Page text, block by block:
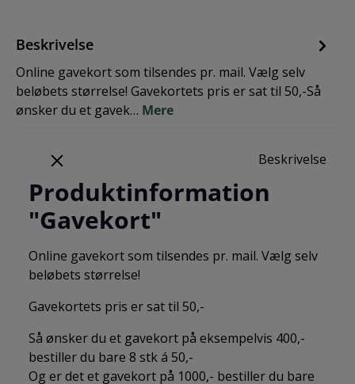
Beskrivelse
Online gavekort som tilsendes pr. mail. Vælg selv
beløbets størrelse! Gavekortets pris er sat til 50,-Så
ønsker du et gavek… Mere
Beskrivelse
Produktinformation
"Gavekort"
Online gavekort som tilsendes pr. mail. Vælg selv
beløbets størrelse!
Gavekortets pris er sat til 50,-
Så ønsker du et gavekort på eksempelvis 400,-
bestiller du bare 8 stk á 50,-
Og er det et gavekort på 1000,- bestiller du bare